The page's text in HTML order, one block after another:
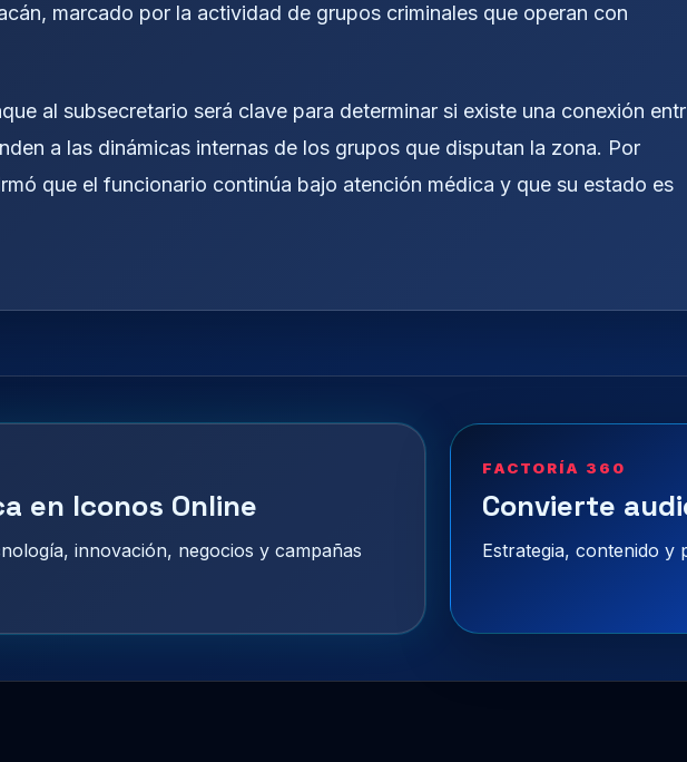
marcado por la actividad de grupos criminales que operan con
al subsecretario será clave para determinar si existe una conexión
a las dinámicas internas de los grupos que disputan la zona. Por
que el funcionario continúa bajo atención médica y que su estado es
en Iconos Online
innovación, negocios y campañas
FACTORÍA 360
Convierte
Estrategia, contenido y